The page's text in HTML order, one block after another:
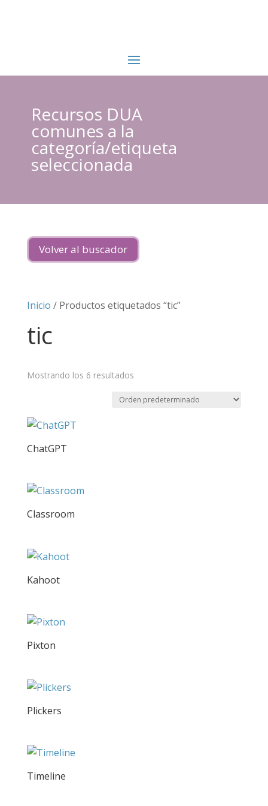
Recursos DUA
comunes a la
categoría/etiqueta
seleccionada
Volver al buscador
Inicio / Productos etiquetados “tic”
tic
Mostrando los 6 resultados
ChatGPT
Classroom
Kahoot
Pixton
Plickers
Timeline